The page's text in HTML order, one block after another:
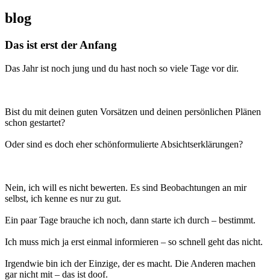
blog
Das ist erst der Anfang
Das Jahr ist noch jung und du hast noch so viele Tage vor dir.
Bist du mit deinen guten Vorsätzen und deinen persönlichen Plänen
schon gestartet?
Oder sind es doch eher schönformulierte Absichtserklärungen?
Nein, ich will es nicht bewerten. Es sind Beobachtungen an mir
selbst, ich kenne es nur zu gut.
Ein paar Tage brauche ich noch, dann starte ich durch – bestimmt.
Ich muss mich ja erst einmal informieren – so schnell geht das nicht.
Irgendwie bin ich der Einzige, der es macht. Die Anderen machen
gar nicht mit – das ist doof.